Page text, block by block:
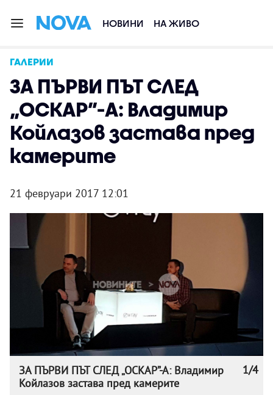
НОВИНИ НА ЖИВО
ГАЛЕРИИ
ЗА ПЪРВИ ПЪТ СЛЕД
„ОСКАР”-А: Владимир
Койлазов застава пред
камерите
21 февруари 2017 12:01
1/4
ЗА ПЪРВИ ПЪТ СЛЕД „ОСКАР”-А: Владимир
Койлазов застава пред камерите